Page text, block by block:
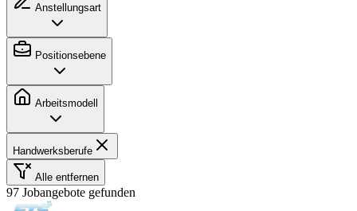
Anstellungsart
Positionsebene
Arbeitsmodell
Handwerksberufe
Alle entfernen
97 Jobangebote gefunden